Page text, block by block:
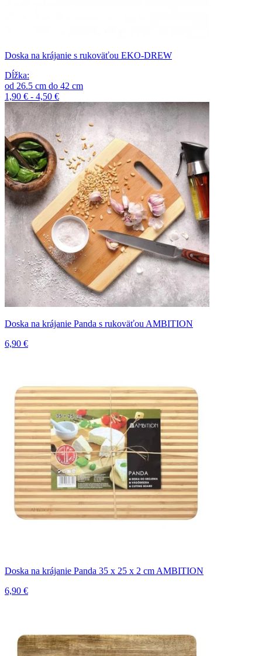
Doska na krájanie s rukoväťou EKO-DREW
Dĺžka:
od 26.5 cm do 42 cm
1,90 € - 4,50 €
Doska na krájanie Panda s rukoväťou AMBITION
6,90 €
Doska na krájanie Panda 35 x 25 x 2 cm AMBITION
6,90 €